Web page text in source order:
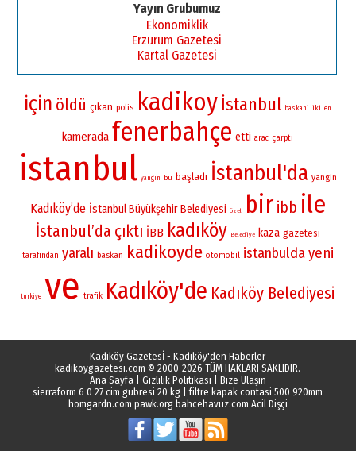
Yayın Grubumuz
Ekonomiklik
Erzurum Gazetesi
Kartal Gazetesi
için öldü çıkan polis kadikoyİstanbul baskani iki en
kamerada fenerbahçe etti arac çarptı
istanbul yangın bu başladı İstanbul'da yangin
Kadıköy’de İstanbul Büyükşehir Belediyesi özel bir ibb ile
İstanbul’da çıktı İBB kadıköy Belediye kaza gazetesi
tarafından yaralı baskan kadikoyde otomobil istanbuldayeni
turkiye ve trafik Kadıköy'de Kadıköy Belediyesi
Kadıköy Gazetesİ - Kadıköy'den Haberler
kadikoygazetesi.com © 2000-2026 TÜM HAKLARI SAKLIDIR.
Ana Sayfa| Gizlilik Politikası
Bize Ulaşın
sierraform 6 0 27 cim gubresi 20 kg |filtre kapak contasi 500 920mm
homgardn.com pawk.org bahcehavuz.com Acil Dişçi